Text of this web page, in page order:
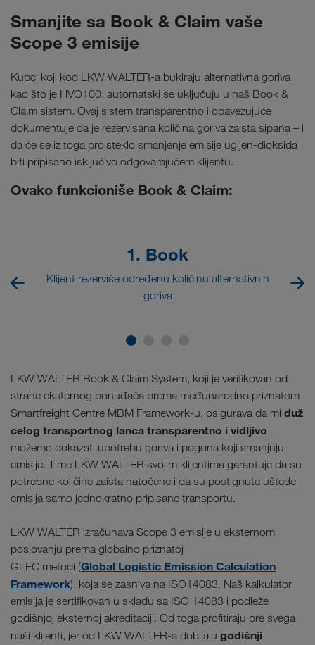
Smanjite sa Book & Claim vaše
Scope 3 emisije
Kupci koji kod LKW WALTER-a bukiraju alternativna goriva
kao što je HVO100, automatski se uključuju u naš Book &
Claim sistem. Ovaj sistem transparentno i obavezujuće
dokumentuje da je rezervisana količina goriva zaista sipana – i
da će se iz toga proisteklo smanjenje emisije ugljen-dioksida
biti pripisano isključivo odgovarajućem klijentu.
Ovako funkcioniše Book & Claim:
1. Book
Klijent rezerviše određenu količinu alternativnih
goriva
LKW WALTER Book & Claim System, koji je verifikovan od
strane eksternog ponuđača prema međunarodno priznatom
Smartfreight Centre MBM Framework-u, osigurava da mi duž
celog transportnog lanca transparentno i vidljivo
možemo dokazati upotrebu goriva i pogona koji smanjuju
emisije. Time LKW WALTER svojim klijentima garantuje da su
potrebne količine zaista natočene i da su postignute uštede
emisija samo jednokratno pripisane transportu.
LKW WALTER izračunava Scope 3 emisije u eksternom
poslovanju prema globalno priznatoj
GLEC metodi (Global Logistic Emission Calculation
Framework), koja se zasniva na ISO14083. Naš kalkulator
emisija je sertifikovan u skladu sa ISO 14083 i podleže
godišnjoj eksternoj akreditaciji. Od toga profitiraju pre svega
naši klijenti, jer od LKW WALTER-a dobijaju godišnji